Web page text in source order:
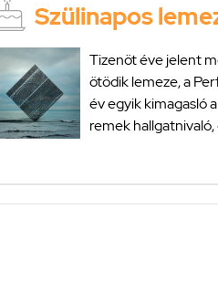
Szülinapos
Tizenöt éve jelent
ötödik lemeze, a
év egyik kimagasló
remek